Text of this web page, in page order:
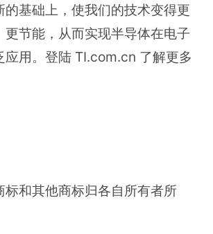
的基础上，使我们的技术变得更
更节能，从而实现半导体在电子
应用。登陆 TI.com.cn 了解更多
标和其他商标归各自所有者所